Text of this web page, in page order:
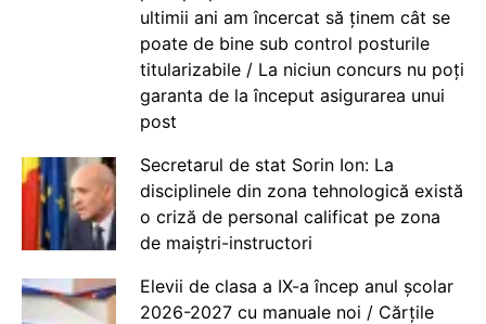
ultimii ani am încercat să ținem cât se
poate de bine sub control posturile
titularizabile / La niciun concurs nu poți
garanta de la început asigurarea unui
post
Secretarul de stat Sorin Ion: La
disciplinele din zona tehnologică există
o criză de personal calificat pe zona
de maiștri-instructori
Elevii de clasa a IX-a încep anul școlar
2026-2027 cu manuale noi / Cărțile